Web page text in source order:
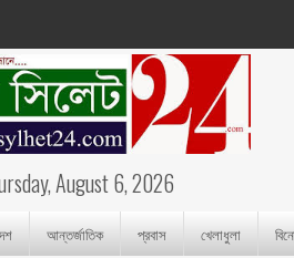
August 6, 2026
আন্তর্জাতিক প্রবাস খেলাধুলা